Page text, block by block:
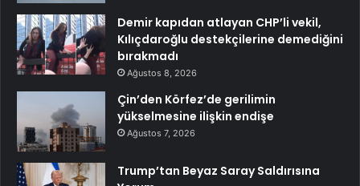
Demir kapıdan atlayan CHP’li vekil,
Kılıçdaroğlu destekçilerine demediğini
bırakmadı
Ağustos 8, 2026
Çin’den Körfez’de gerilimin
yükselmesine ilişkin endişe
Ağustos 7, 2026
Trump’tan Beyaz Saray Saldırısına